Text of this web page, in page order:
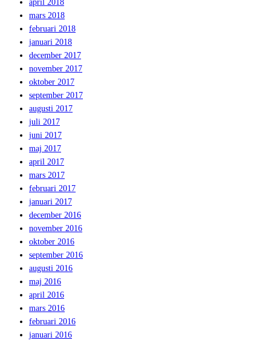
april 2018
mars 2018
februari 2018
januari 2018
december 2017
november 2017
oktober 2017
september 2017
augusti 2017
juli 2017
juni 2017
maj 2017
april 2017
mars 2017
februari 2017
januari 2017
december 2016
november 2016
oktober 2016
september 2016
augusti 2016
maj 2016
april 2016
mars 2016
februari 2016
januari 2016